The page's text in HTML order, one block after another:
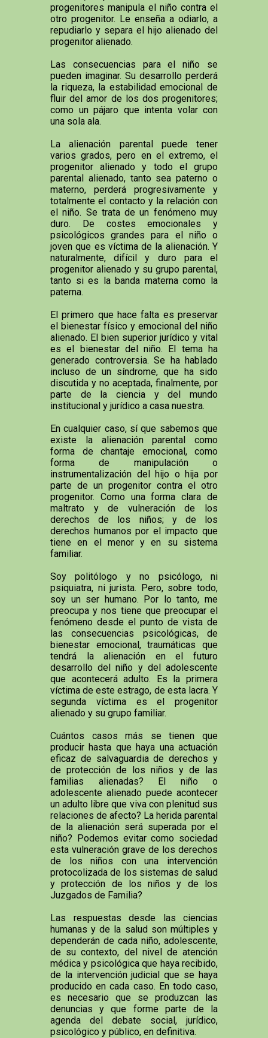
progenitores manipula el niño contra el
otro progenitor. Le enseña a odiarlo, a
repudiarlo y separa el hijo alienado del
progenitor alienado.
Las consecuencias para el niño se
pueden imaginar. Su desarrollo perderá
la riqueza, la estabilidad emocional de
fluir del amor de los dos progenitores;
como un pájaro que intenta volar con
una sola ala.
La alienación parental puede tener
varios grados, pero en el extremo, el
progenitor alienado y todo el grupo
parental alienado, tanto sea paterno o
materno, perderá progresivamente y
totalmente el contacto y la relación con
el niño. Se trata de un fenómeno muy
duro. De costes emocionales y
psicológicos grandes para el niño o
joven que es víctima de la alienación. Y
naturalmente, difícil y duro para el
progenitor alienado y su grupo parental,
tanto si es la banda materna como la
paterna.
El primero que hace falta es preservar
el bienestar físico y emocional del niño
alienado. El bien superior jurídico y vital
es el bienestar del niño. El tema ha
generado controversia. Se ha hablado
incluso de un síndrome, que ha sido
discutida y no aceptada, finalmente, por
parte de la ciencia y del mundo
institucional y jurídico a casa nuestra.
En cualquier caso, sí que sabemos que
existe la alienación parental como
forma de chantaje emocional, como
forma de manipulación o
instrumentalización del hijo o hija por
parte de un progenitor contra el otro
progenitor. Como una forma clara de
maltrato y de vulneración de los
derechos de los niños; y de los
derechos humanos por el impacto que
tiene en el menor y en su sistema
familiar.
Soy politólogo y no psicólogo, ni
psiquiatra, ni jurista. Pero, sobre todo,
soy un ser humano. Por lo tanto, me
preocupa y nos tiene que preocupar el
fenómeno desde el punto de vista de
las consecuencias psicológicas, de
bienestar emocional, traumáticas que
tendrá la alienación en el futuro
desarrollo del niño y del adolescente
que acontecerá adulto. Es la primera
víctima de este estrago, de esta lacra. Y
segunda víctima es el progenitor
alienado y su grupo familiar.
Cuántos casos más se tienen que
producir hasta que haya una actuación
eficaz de salvaguardia de derechos y
de protección de los niños y de las
familias alienadas? El niño o
adolescente alienado puede acontecer
un adulto libre que viva con plenitud sus
relaciones de afecto? La herida parental
de la alienación será superada por el
niño? Podemos evitar como sociedad
esta vulneración grave de los derechos
de los niños con una intervención
protocolizada de los sistemas de salud
y protección de los niños y de los
Juzgados de Familia?
Las respuestas desde las ciencias
humanas y de la salud son múltiples y
dependerán de cada niño, adolescente,
de su contexto, del nivel de atención
médica y psicológica que haya recibido,
de la intervención judicial que se haya
producido en cada caso. En todo caso,
es necesario que se produzcan las
denuncias y que forme parte de la
agenda del debate social, jurídico,
psicológico y público, en definitiva.